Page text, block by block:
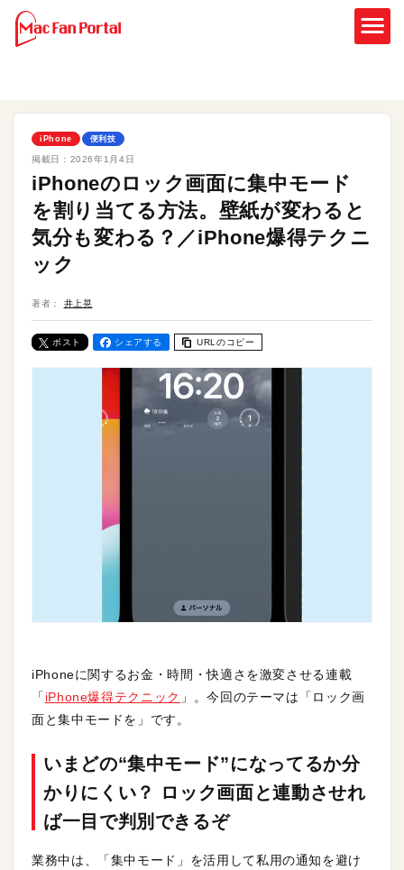
iPhone 便利技
掲載日： 2026年1月4日
iPhoneのロック画面に集中モード
を割り当てる方法。壁紙が変わると
気分も変わる？／iPhone爆得テクニ
ック
著者： 井上晃
ポスト シェアする URLのコピー
iPhoneに関するお金・時間・快適さを激変させる連載
「 iPhone爆得テクニック 」。今回のテーマは「ロック画
面と集中モードを」です。
いまどの“集中モード”になってるか分
かりにくい？ ロック画面と連動させれ
ば一目で判別できるぞ
業務中は、「集中モード」を活用して私用の通知を避け